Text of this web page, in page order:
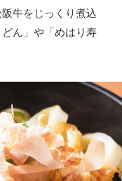
牛をじっくり煮込
ん」や「めはり寿